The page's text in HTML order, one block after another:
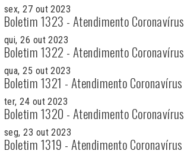
sex, 27 out 2023
Boletim 1323 - Atendimento Coronavírus
qui, 26 out 2023
Boletim 1322 - Atendimento Coronavírus
qua, 25 out 2023
Boletim 1321 - Atendimento Coronavírus
ter, 24 out 2023
Boletim 1320 - Atendimento Coronavírus
seg, 23 out 2023
Boletim 1319 - Atendimento Coronavírus